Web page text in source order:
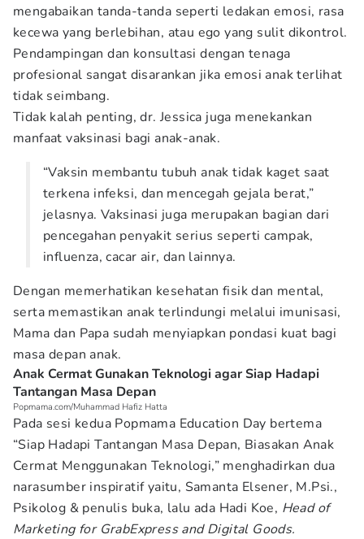
mengabaikan tanda-tanda seperti ledakan emosi, rasa
kecewa yang berlebihan, atau ego yang sulit dikontrol.
Pendampingan dan konsultasi dengan tenaga
profesional sangat disarankan jika emosi anak terlihat
tidak seimbang.
Tidak kalah penting, dr. Jessica juga menekankan
manfaat vaksinasi bagi anak-anak.
“Vaksin membantu tubuh anak tidak kaget saat
terkena infeksi, dan mencegah gejala berat,”
jelasnya. Vaksinasi juga merupakan bagian dari
pencegahan penyakit serius seperti campak,
influenza, cacar air, dan lainnya.
Dengan memerhatikan kesehatan fisik dan mental,
serta memastikan anak terlindungi melalui imunisasi,
Mama dan Papa sudah menyiapkan pondasi kuat bagi
masa depan anak.
Anak Cermat Gunakan Teknologi agar Siap Hadapi
Tantangan Masa Depan
Popmama.com/Muhammad Hafiz Hatta
Pada sesi kedua Popmama Education Day bertema
“Siap Hadapi Tantangan Masa Depan, Biasakan Anak
Cermat Menggunakan Teknologi,” menghadirkan dua
narasumber inspiratif yaitu, Samanta Elsener, M.Psi.,
Psikolog & penulis buka, lalu ada Hadi Koe, Head of
Marketing for GrabExpress and Digital Goods.